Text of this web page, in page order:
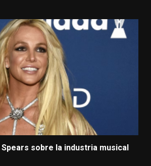
sobre la industria musical